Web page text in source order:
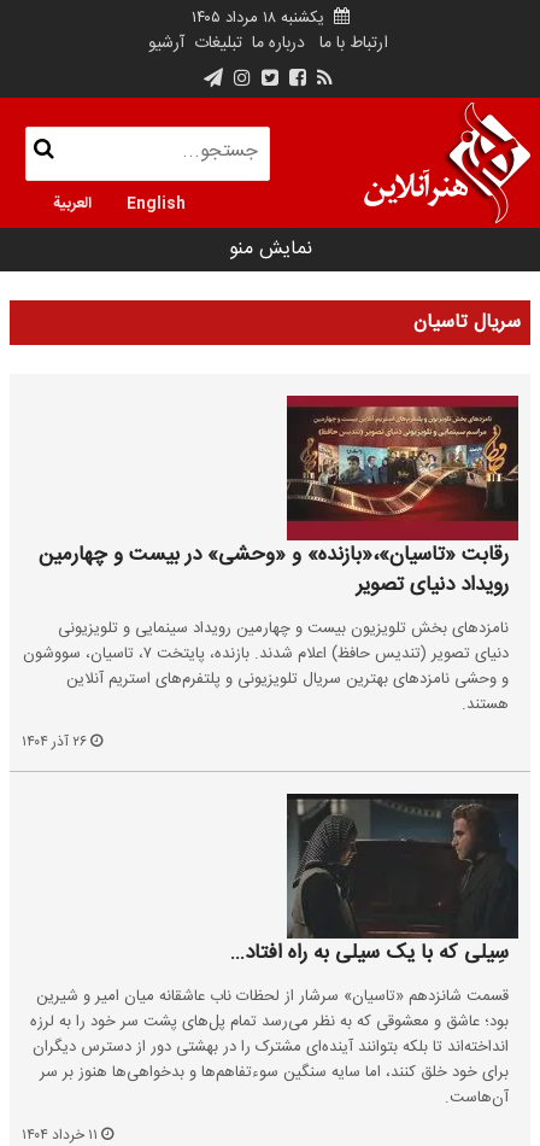
یکشنبه ۱۸ مرداد ۱۴۰۵
ارتباط با ما درباره ما تبلیغات آرشیو
English العربية
نمایش منو
سریال تاسیان
رقابت «تاسیان»،«بازنده» و «وحشی» در بیست‌ و چهارمین
رویداد دنیای تصویر
نامزدهای بخش تلویزیون بیست‌ و چهارمین رویداد سینمایی و تلویزیونی
دنیای تصویر (تندیس حافظ) اعلام شدند. بازنده، پایتخت ۷، تاسیان، سووشون
و وحشی نامزدهای بهترین سریال تلویزیونی و پلتفرم‌های استریم آنلاین
هستند.
سِیلی که با یک سیلی به راه افتاد...
قسمت شانزدهم «تاسیان» سرشار از لحظات ناب عاشقانه میان امیر و شیرین
بود؛ عاشق و معشوقی که به نظر می‌رسد تمام پل‌های پشت سر خود را به لرزه
انداخته‌اند تا بلکه بتوانند آینده‌ای مشترک را در بهشتی دور از دسترس دیگران
برای خود خلق کنند، اما سایه سنگین سوءتفاهم‌ها و بدخواهی‌ها هنوز بر سر
آن‌هاست.